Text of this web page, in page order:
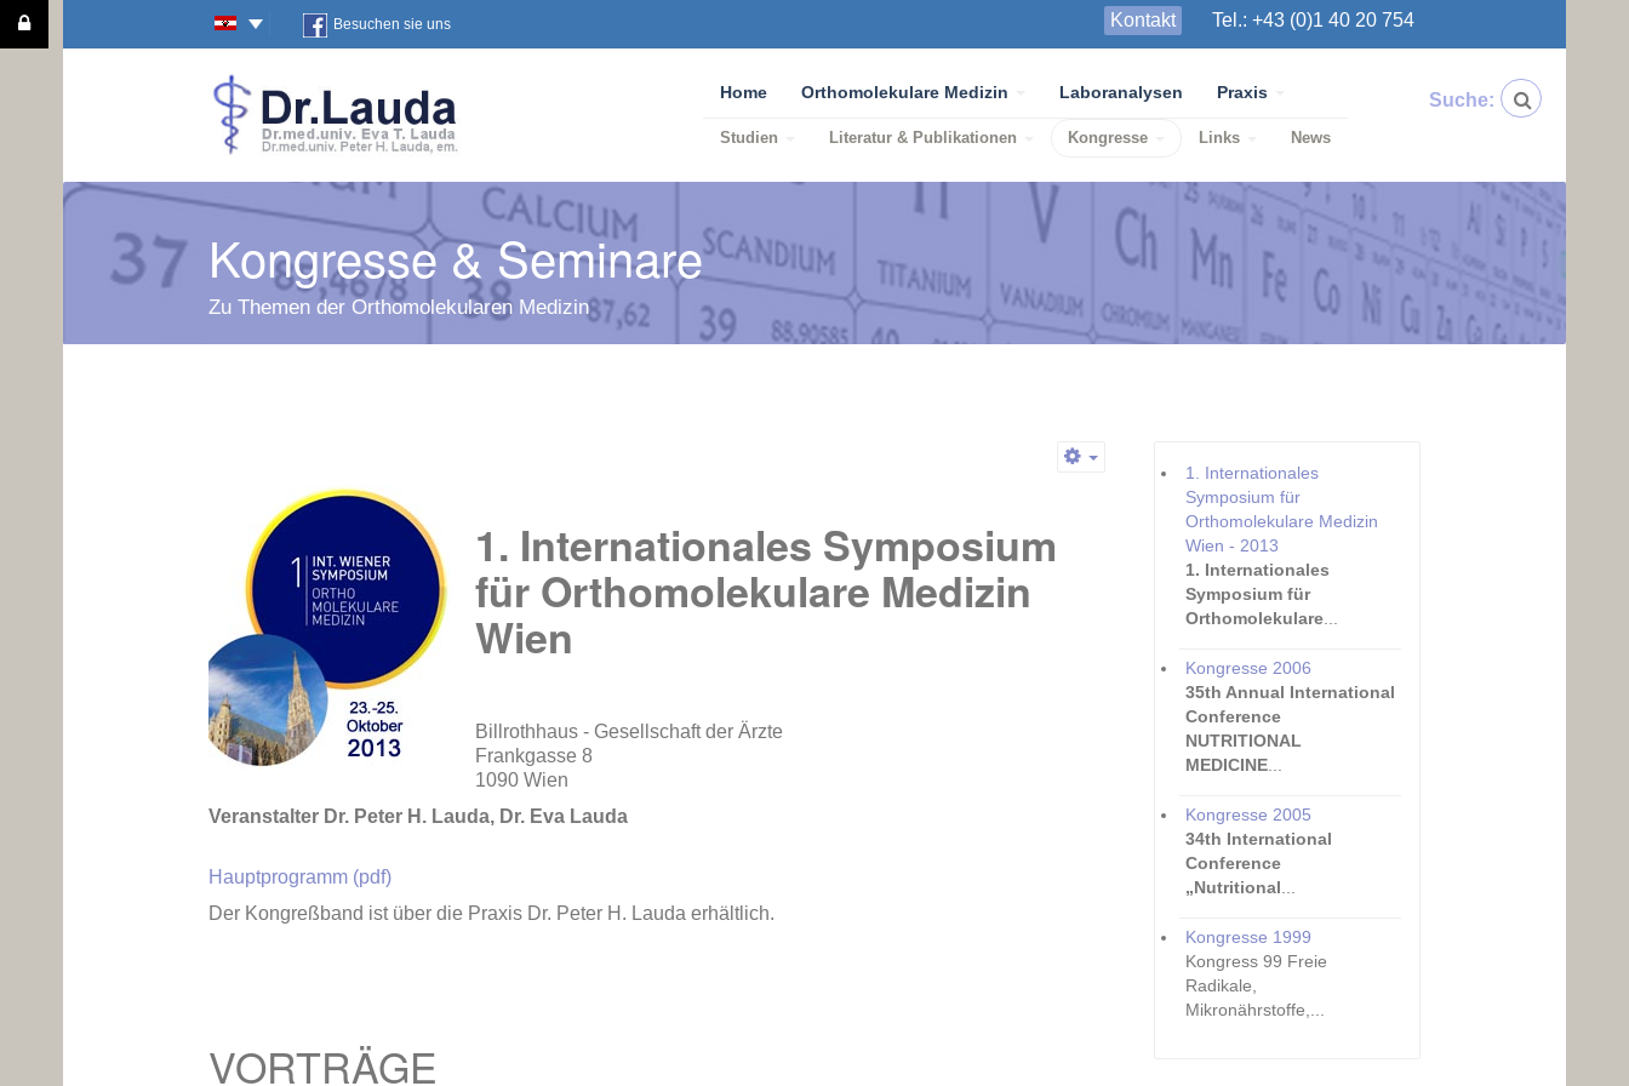
Besuchen sie uns Kontakt Tel.: +43 (0)1 40 20 754
Suche:
Home Orthomolekulare Medizin Laboranalysen Praxis
Studien Literatur & Publikationen Kongresse Links News
Kongresse & Seminare
Zu Themen der Orthomolekularen Medizin
1. Internationales Symposium
für Orthomolekulare Medizin
Wien
Billrothhaus - Gesellschaft der Ärzte
Frankgasse 8
1090 Wien
Veranstalter Dr. Peter H. Lauda, Dr. Eva Lauda
Hauptprogramm (pdf)
Der Kongreßband ist über die Praxis Dr. Peter H. Lauda erhältlich.
VORTRÄGE
1. Internationales
Symposium für
Orthomolekulare Medizin
Wien - 2013
1. Internationales
Symposium für
Orthomolekulare
Kongresse 2006
35th Annual International
Conference
NUTRITIONAL
MEDICINE
Kongresse 2005
34th International
Conference
„Nutritional
Kongresse 1999
Kongress 99 Freie
Radikale,
Mikronährstoffe,...